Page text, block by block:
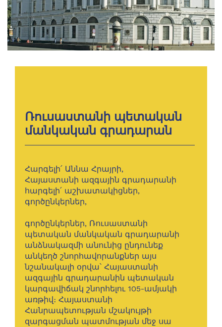
Ռուսաստանի պետական
մանկական գրադարան
Հարգելի՛ Աննա Հրայրի,
Հայաստանի ազգային գրադարանի
հարգելի՛ աշխատակիցներ,
գործընկերներ,
գործընկերներ, Ռուսաստանի
պետական մանկական գրադարանի
անձնակազմի անունից ընդունեք
անկեղծ շնորհավորանքներ այս
նշանակալի օրվա՝ Հայաստանի
ազգային գրադարանին պետական
կարգավիճակ շնորհելու 105-ամյակի
առթիվ։ Հայաստանի
Հանրապետության մշակույթի
զարգացման պատմության մեջ սա